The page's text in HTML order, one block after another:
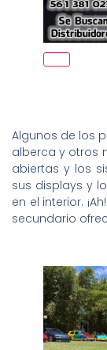
Algunos de los
alberca y otros
abiertas y los
sus displays y
en el interior.
secundario